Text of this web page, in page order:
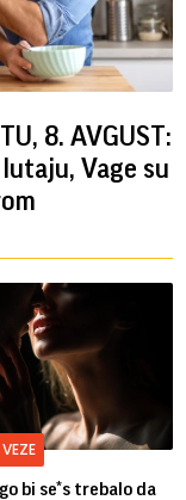
8. AVGUST:
Vage su
bi se*s trebalo da